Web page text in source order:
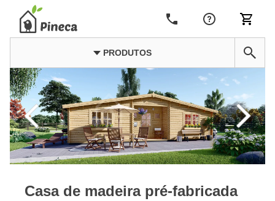
PRODUTOS
Casa de madeira pré-fabricada